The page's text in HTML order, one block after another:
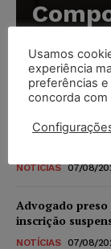
Carlos
Meta é alvo de
sexual infantil
NOTÍCIAS 07/08/
Advogado
inscrição
NOTÍCIAS 07/08/
Usamos
experiência
preferências e
concorda com